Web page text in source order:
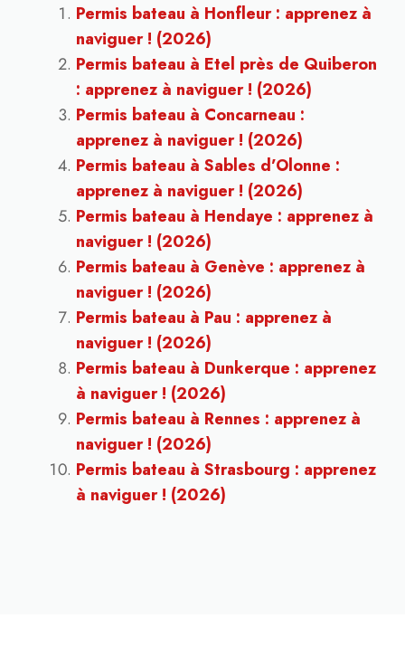
Permis bateau à Honfleur : apprenez à
naviguer ! (2026)
Permis bateau à Etel près de Quiberon
: apprenez à naviguer ! (2026)
Permis bateau à Concarneau :
apprenez à naviguer ! (2026)
Permis bateau à Sables d’Olonne :
apprenez à naviguer ! (2026)
Permis bateau à Hendaye : apprenez à
naviguer ! (2026)
Permis bateau à Genève : apprenez à
naviguer ! (2026)
Permis bateau à Pau : apprenez à
naviguer ! (2026)
Permis bateau à Dunkerque : apprenez
à naviguer ! (2026)
Permis bateau à Rennes : apprenez à
naviguer ! (2026)
Permis bateau à Strasbourg : apprenez
à naviguer ! (2026)